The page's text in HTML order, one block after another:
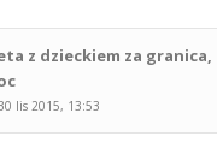
z dzieckiem za granica,
lis 2015, 13:53